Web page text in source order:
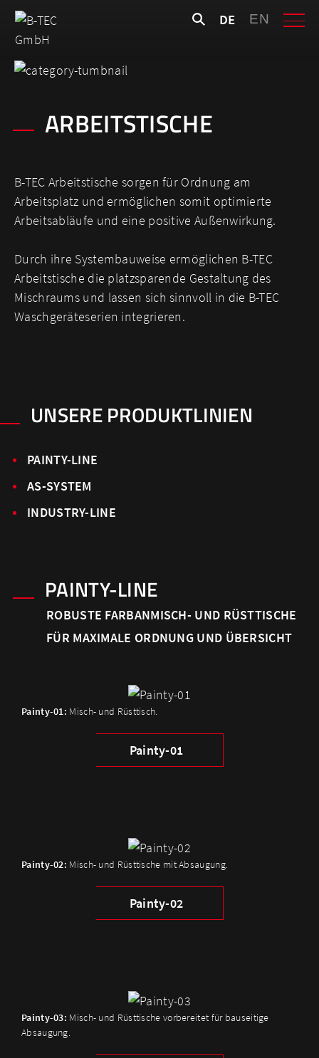
Suchen
DE EN
Skip
content
ARBEITSTISCHE
B-TEC Arbeitstische sorgen für Ordnung am
Arbeitsplatz und ermöglichen somit optimierte
Arbeitsabläufe und eine positive Außenwirkung.
Durch ihre Systembauweise ermöglichen B-TEC
Arbeitstische die platzsparende Gestaltung des
Mischraums und lassen sich sinnvoll in die B-TEC
Waschgeräteserien integrieren.
UNSERE PRODUKTLINIEN
PAINTY-LINE
AS-SYSTEM
INDUSTRY-LINE
PAINTY-LINE
ROBUSTE FARBANMISCH- UND RÜSTTISCHE
FÜR MAXIMALE ORDNUNG UND ÜBERSICHT
Painty-01: Misch- und Rüsttisch.
Painty-01
Painty-02: Misch- und Rüsttische mit Absaugung.
Painty-02
Painty-03: Misch- und Rüsttische vorbereitet für bauseitige
Absaugung.